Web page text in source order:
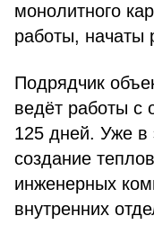
монолитного
работы, начаты
Подрядчик
ведёт работы с
125 дней. Уже в
создание
инженерных
внутренних